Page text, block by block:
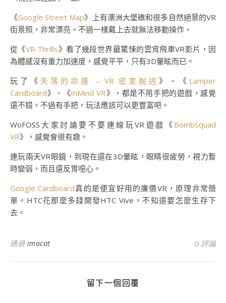
《Google Street Map》上有澳洲大堡礁和很多自然絕景的VR
街景照，非常漂亮。不過一樣戴上去就無法移動操作。
從《VR Thrills》看了幾段世界最驚悚的雲宵飛車VR影片，因
為體感沒有重力加速度，感覺平平，只有3D暈眩而已。
玩了《失落的命運 – VR 密室脫逃 》、《 Lamper
Cardboard》、《InMind VR》，都是不用手把的遊戲，感覺
還不錯。不過有手把，玩法應該可以更豐富吧。
WoFOSS大家討論要不要連線玩VR遊戲《 BombSquad
VR》，感覺會很有趣。
連玩兩天VR眼鏡，到現在還在3D暈眩，眼睛很疲勞，視力暫
時變弱，而且還反胃噁心。
Google Cardboard真的是便宜好用的廉價VR，原理非常簡
單。HTC花那麼多錢開發HTC Vive，不知道要怎麼生存下
去。
通過 imacat 0 評論
留下一個回覆